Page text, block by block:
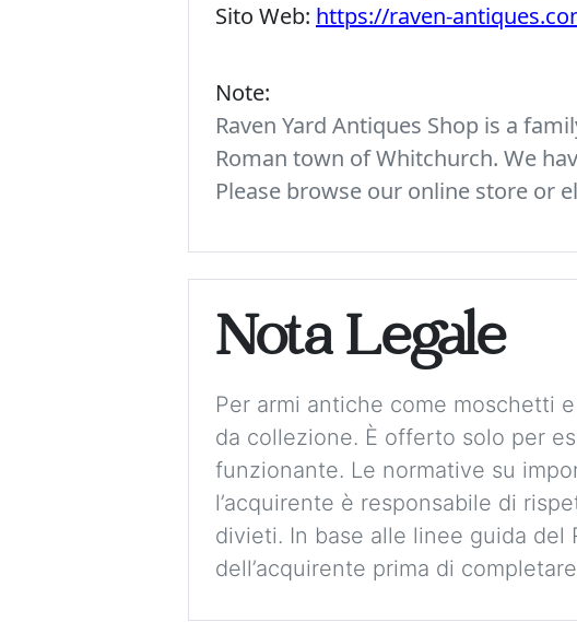
Sito Web: https://raven-
Note:
Raven Yard Antiques Shop is a
Roman town of Whitchurch. We
Please browse our online store or
Nota Legale
Per armi antiche come moschetti
da collezione. È offerto solo per
funzionante. Le normative su
l’acquirente è responsabile di
divieti. In base alle linee guida del
dell’acquirente prima di